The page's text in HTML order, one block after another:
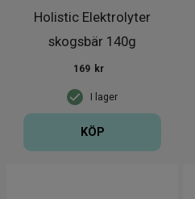
Holistic Elektrolyter
skogsbär 140g
I lager
169 kr
KÖP